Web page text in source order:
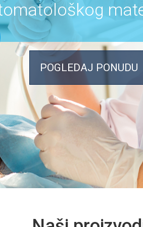
POGLEDAJ PONUDU